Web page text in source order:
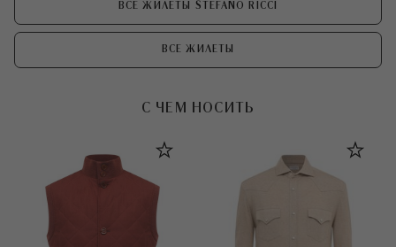
ВСЕ ЖИЛЕТЫ STEFANO RICCI
ВСЕ ЖИЛЕТЫ
С ЧЕМ НОСИТЬ